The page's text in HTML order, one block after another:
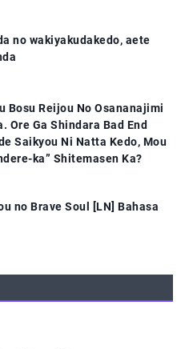
no wakiyakudakedo, aete
Bosu Reijou No Osananajimi
Ore Ga Shindara Bad End
Saikyou Ni Natta Kedo, Mou
ka” Shitemasen Ka?
no Brave Soul [LN] Bahasa